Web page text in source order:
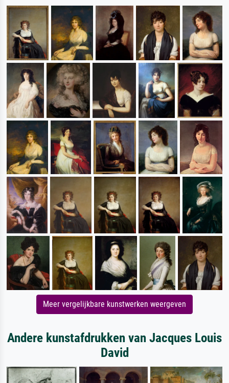
Meer vergelijkbare kunstwerken weergeven
Andere kunstafdrukken van Jacques Louis
David